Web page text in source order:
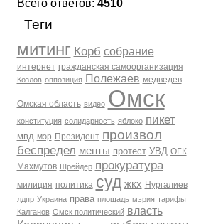
Всего ответов: 4510
Теги
митинг Корб собрание
интернет гражданская самоорганизация
Козлов оппозиция Полежаев медведев
Омская область видео Омск
конституция солидарность яблоко пикет
мвд мэр Президент произвол
беспредел менты протест УВД ОГК
Махмутов Шрейдер прокуратура
милиция политика суд жкх Нургалиев
лдпр Украина права площадь мэрия тарифы
Калганов Омск политический власть